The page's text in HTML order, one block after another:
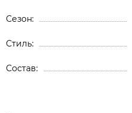
Сезон
Стиль
Состав